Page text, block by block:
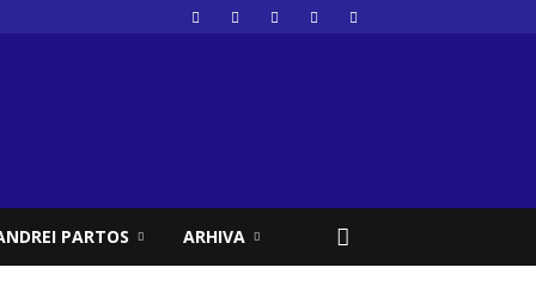
PARTOS ARHIVA